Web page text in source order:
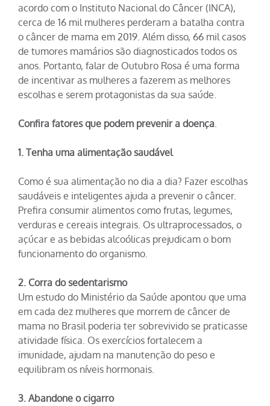
acordo com o Instituto Nacional do Câncer (INCA),
cerca de 16 mil mulheres perderam a batalha contra
o câncer de mama em 2019. Além disso, 66 mil casos
de tumores mamários são diagnosticados todos os
anos. Portanto, falar de Outubro Rosa é uma forma
de incentivar as mulheres a fazerem as melhores
escolhas e serem protagonistas da sua saúde.
Confira fatores que podem prevenir a doença.
1. Tenha uma alimentação saudável
Como é sua alimentação no dia a dia? Fazer escolhas
saudáveis e inteligentes ajuda a prevenir o câncer.
Prefira consumir alimentos como frutas, legumes,
verduras e cereais integrais. Os ultraprocessados, o
açúcar e as bebidas alcoólicas prejudicam o bom
funcionamento do organismo.
2. Corra do sedentarismo
Um estudo do Ministério da Saúde apontou que uma
em cada dez mulheres que morrem de câncer de
mama no Brasil poderia ter sobrevivido se praticasse
atividade física. Os exercícios fortalecem a
imunidade, ajudam na manutenção do peso e
equilibram os níveis hormonais.
3. Abandone o cigarro